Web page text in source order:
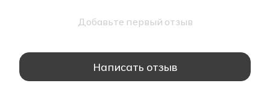
Добавьте первый отзыв
Написать отзыв